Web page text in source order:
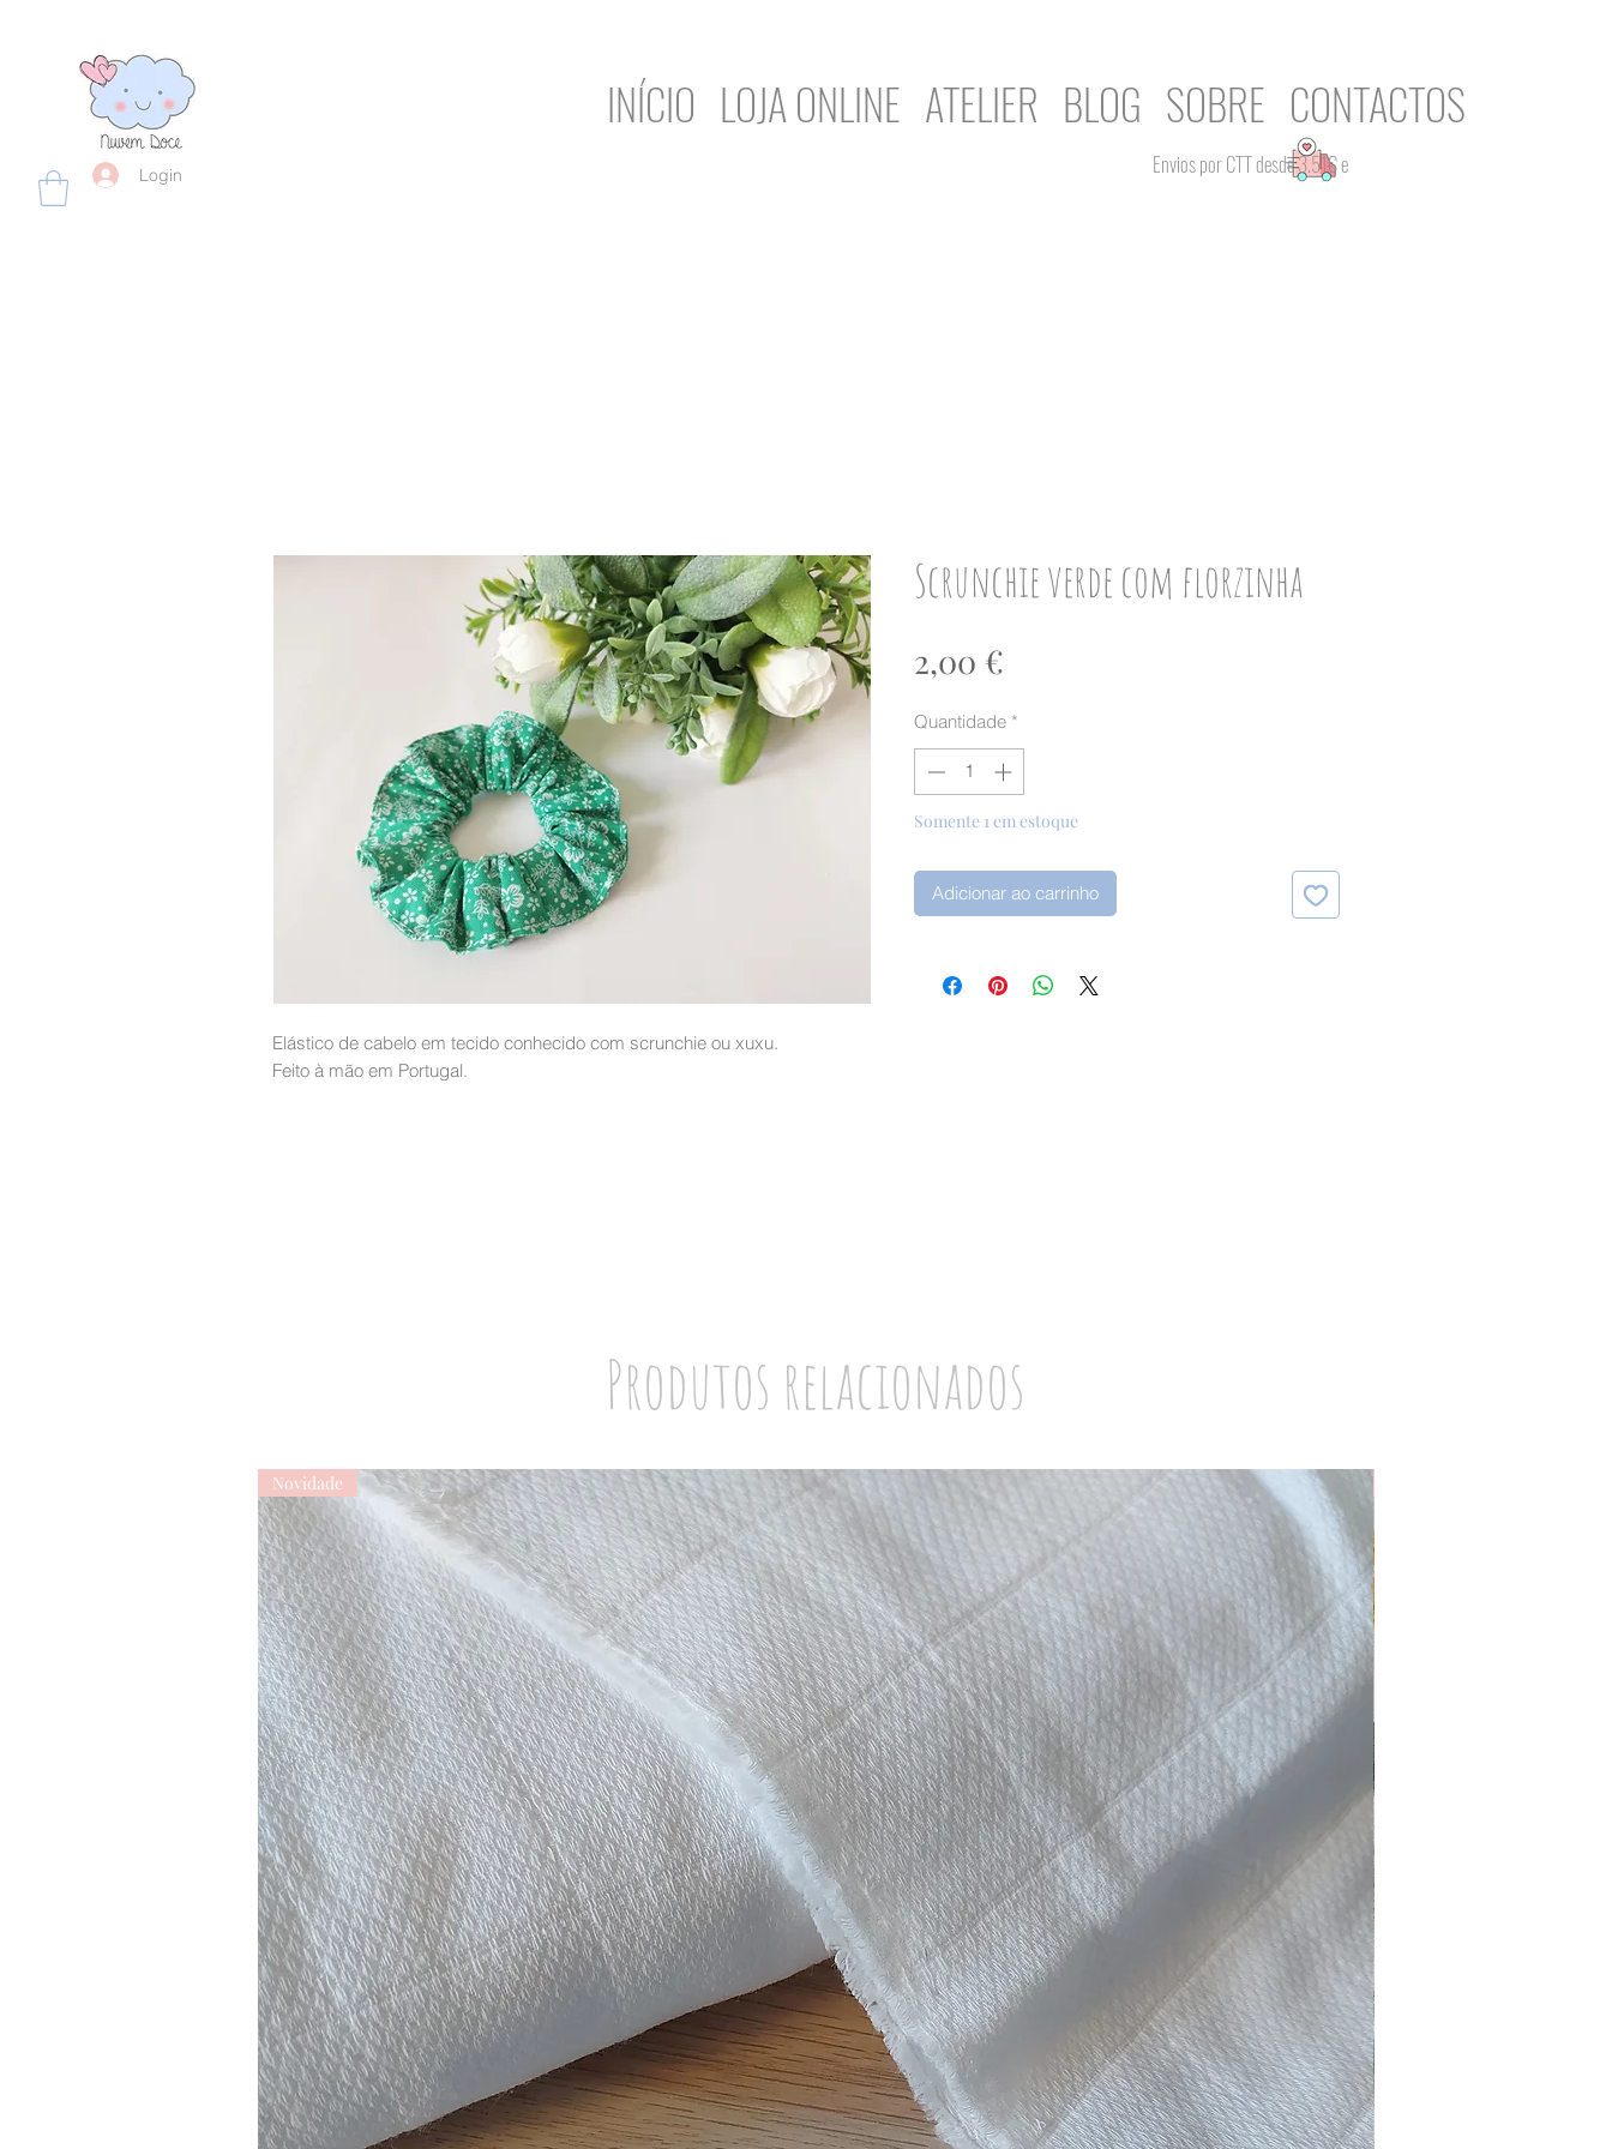
Login
INÍCIO LOJA ONLINE ATELIER BLOG SOBRE CONTACTOS
Envios por CTT desde 3.51€ e
Elástico de cabelo em tecido conhecido com scrunchie ou xuxu.
Feito à mão em Portugal.
Scrunchie verde com florzinha
2,00 €
Quantidade *
Somente 1 em estoque
Adicionar ao carrinho
Produtos relacionados
Novidade